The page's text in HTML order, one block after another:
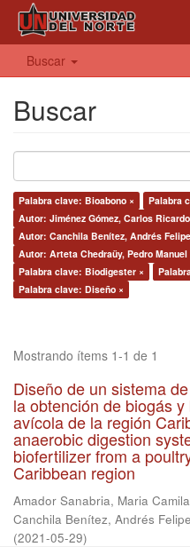
Buscar
Buscar
Palabra clave: Bioabono ×
Palabra
Autor: Jiménez Gómez, Carlos
Autor: Canchila Benítez, Andrés
Autor: Arteta Chedraüy, Pedro Manuel
Palabra clave: Biodigester ×
Palabra clave: Diseño ×
Mostrando ítems 1-1 de 1
Diseño de un sistema
la obtención de biogás
avícola de la región
anaerobic digestion
biofertilizer from a
Caribbean region
Amador Sanabria, Maria Camila
Canchila Benítez, Andrés Felipe
(2021-05-29)